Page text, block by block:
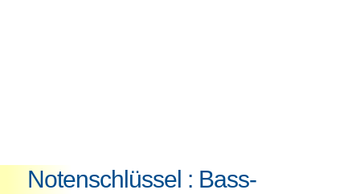
Notenschlüssel : Bass-